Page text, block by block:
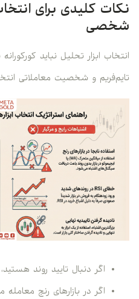
نکات کلیدی برای
شخصی
انتخاب ابزار تحلیل نباید
تایم‌فریم و شخصیت معاملاتی
اگر دنبال تایید روند
اگر در بازارهای رنج معامله